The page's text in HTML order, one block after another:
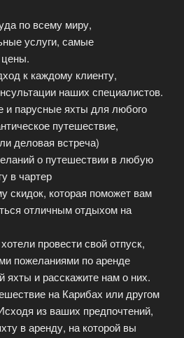
по всему миру,
услуги, самые
цены.
к каждому клиенту,
наших специалистов.
и парусные яхты для любого
путешествие,
деловая встреча)
о путешествии в любую
в чартер
скидок, которая поможет вам
отличным отдыхом на
провести свой отпуск,
пожеланиями по аренде
яхты и расскажите нам о них.
на Карибах или другом
из ваших предпочтений,
в аренду, на которой вы